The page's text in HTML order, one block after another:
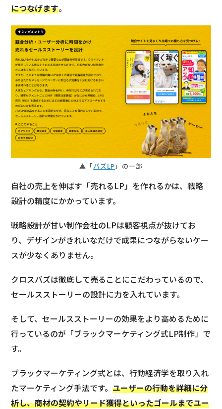
につなげます。
▲「バズLP 」の一部
自社の売上を伸ばす「売れるLP」を作れるかは、戦略
設計の精度にかかっています。
戦略設計が甘い制作会社のLPは顧客視点が抜けてお
り、デザインがきれいなだけで成果につながらないケー
スが少なくありません。
クロスバズは徹底して売ることにこだわっているので、
セールスストーリーの設計に力を入れています。
そして、セールスストーリーの効果をより高めるために
行っているのが「ブラックマーケティング式LP制作」で
す。
ブラックマーケティング式とは、行動経済学を取り入れ
たマーケティング手法です。ユーザーの行動を詳細に分
析し、商材の契約やリード獲得といったゴールまでユー